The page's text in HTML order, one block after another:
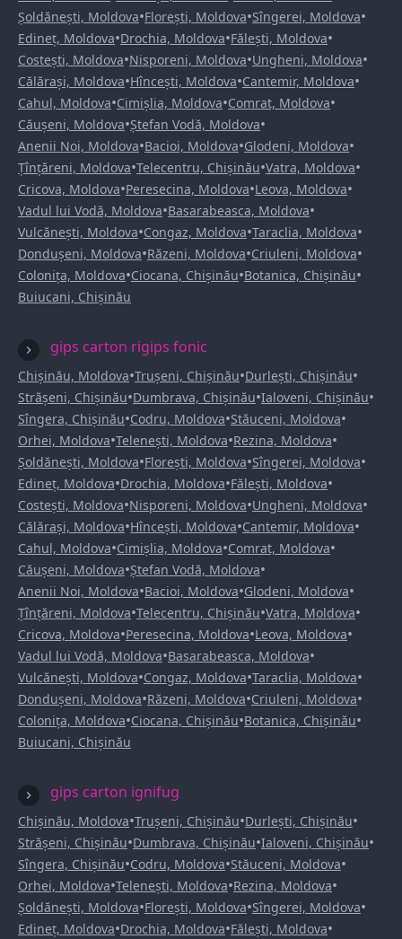
Șoldănești, Moldova•Florești, Moldova•Sîngerei, Moldova•
Edineț, Moldova•Drochia, Moldova•Fălești, Moldova•
Costești, Moldova•Nisporeni, Moldova•Ungheni, Moldova•
Călărași, Moldova•Hîncești, Moldova•Cantemir, Moldova•
Cahul, Moldova•Cimișlia, Moldova•Comrat, Moldova•
Căușeni, Moldova•Ștefan Vodă, Moldova•
Anenii Noi, Moldova•Bacioi, Moldova•Glodeni, Moldova•
Țînțăreni, Moldova•Telecentru, Chișinău•Vatra, Moldova•
Cricova, Moldova•Peresecina, Moldova•Leova, Moldova•
Vadul lui Vodă, Moldova•Basarabeasca, Moldova•
Vulcănești, Moldova•Congaz, Moldova•Taraclia, Moldova•
Dondușeni, Moldova•Răzeni, Moldova•Criuleni, Moldova•
Colonița, Moldova•Ciocana, Chișinău•Botanica, Chișinău•
Buiucani, Chișinău
gips carton rigips fonic
Chișinău, Moldova•Trușeni, Chișinău•Durlești, Chișinău•
Strășeni, Chișinău•Dumbrava, Chișinău•Ialoveni, Chișinău•
Sîngera, Chișinău•Codru, Moldova•Stăuceni, Moldova•
Orhei, Moldova•Telenești, Moldova•Rezina, Moldova•
Șoldănești, Moldova•Florești, Moldova•Sîngerei, Moldova•
Edineț, Moldova•Drochia, Moldova•Fălești, Moldova•
Costești, Moldova•Nisporeni, Moldova•Ungheni, Moldova•
Călărași, Moldova•Hîncești, Moldova•Cantemir, Moldova•
Cahul, Moldova•Cimișlia, Moldova•Comrat, Moldova•
Căușeni, Moldova•Ștefan Vodă, Moldova•
Anenii Noi, Moldova•Bacioi, Moldova•Glodeni, Moldova•
Țînțăreni, Moldova•Telecentru, Chișinău•Vatra, Moldova•
Cricova, Moldova•Peresecina, Moldova•Leova, Moldova•
Vadul lui Vodă, Moldova•Basarabeasca, Moldova•
Vulcănești, Moldova•Congaz, Moldova•Taraclia, Moldova•
Dondușeni, Moldova•Răzeni, Moldova•Criuleni, Moldova•
Colonița, Moldova•Ciocana, Chișinău•Botanica, Chișinău•
Buiucani, Chișinău
gips carton ignifug
Chișinău, Moldova•Trușeni, Chișinău•Durlești, Chișinău•
Strășeni, Chișinău•Dumbrava, Chișinău•Ialoveni, Chișinău•
Sîngera, Chișinău•Codru, Moldova•Stăuceni, Moldova•
Orhei, Moldova•Telenești, Moldova•Rezina, Moldova•
Șoldănești, Moldova•Florești, Moldova•Sîngerei, Moldova•
Edineț, Moldova•Drochia, Moldova•Fălești, Moldova•